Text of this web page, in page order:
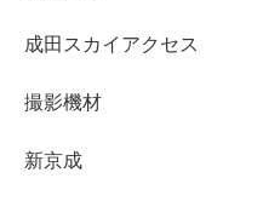
成田スカイアクセス
撮影機材
新京成